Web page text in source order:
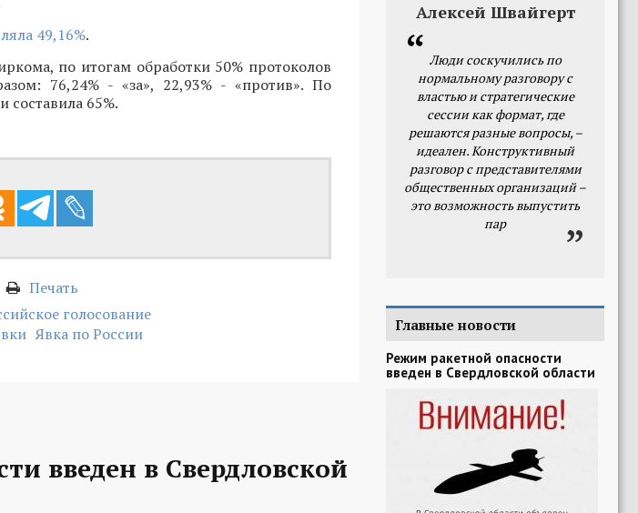
49,16%.
по итогам обработки 50% протоколов
76,24% - «за», 22,93% - «против». По
65%.
Печать
голосование
Явка по России
введен в Свердловской
Алексей Швайгерт
Люди соскучились по
нормальному разговору с
властью и стратегические
сессии как формат, где
решаются разные вопросы, –
идеален. Конструктивный
разговор с представителями
общественных организаций –
это возможность выпустить
пар
Главные новости
Режим ракетной опасности
введен в Свердловской области